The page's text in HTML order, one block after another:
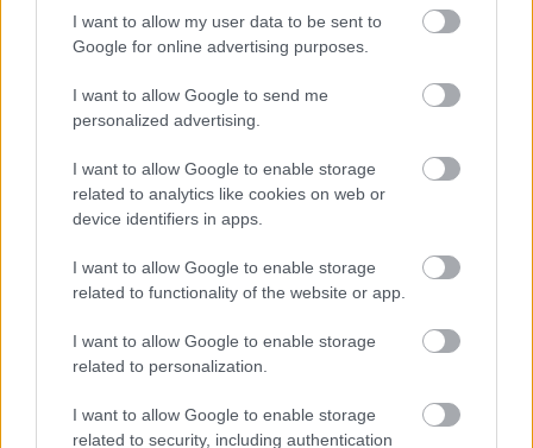
I want to allow my user data to be sent to
Google for online advertising purposes.
I want to allow Google to send me
personalized advertising.
I want to allow Google to enable storage
related to analytics like cookies on web or
device identifiers in apps.
I want to allow Google to enable storage
related to functionality of the website or app.
I want to allow Google to enable storage
related to personalization.
I want to allow Google to enable storage
related to security, including authentication
Πώς να προστατευτείτε από τον καπνό των πυρκαγιών
– Τα 6 μέτρα για τις ευπαθείς ομάδες